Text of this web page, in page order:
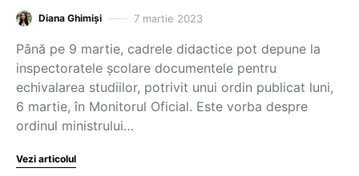
Diana Ghimiși 7 martie 2023
Până pe 9 martie, cadrele didactice pot depune la
inspectoratele școlare documentele pentru
echivalarea studiilor, potrivit unui ordin publicat luni,
6 martie, în Monitorul Oficial. Este vorba despre
ordinul ministrului…
Vezi articolul